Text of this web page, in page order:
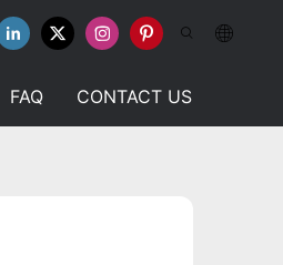
FAQ CONTACT US